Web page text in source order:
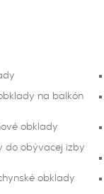
na balkón
obklady
do obývacej izby
obklady